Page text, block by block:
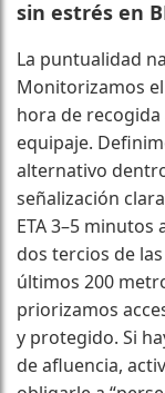
sin estrés en
La puntualidad
Monitorizamos
hora de
equipaje.
alternativo
señalización
ETA 3–5
dos tercios de
últimos 200
priorizamos
y protegido. Si
de afluencia,